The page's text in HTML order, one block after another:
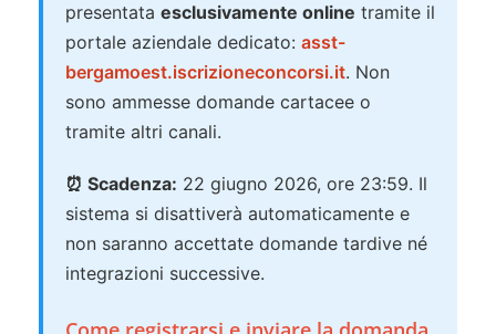
presentata esclusivamente online tramite il
portale aziendale dedicato: asst-
bergamoest.iscrizioneconcorsi.it. Non
sono ammesse domande cartacee o
tramite altri canali.
⏰ Scadenza: 22 giugno 2026, ore 23:59. Il
sistema si disattiverà automaticamente e
non saranno accettate domande tardive né
integrazioni successive.